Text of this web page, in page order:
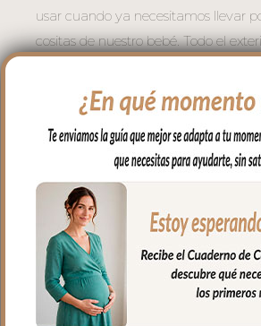
usar cuando ya necesitamos llevar
cositas de nuestro bebé. Todo el
bordados en todo el delantero. Puedes
lavar a mano o en lavadora, siempre
agua fría, jabones no abrasivos y
al natural. Recuerda quitar el culete
rígido antes de lavar.
Se sujeta al carrito mediante asas
broches de presión ocultos.
La cremallera del bolso siempre a
muy larga para tener un mejor
interior del bolso.